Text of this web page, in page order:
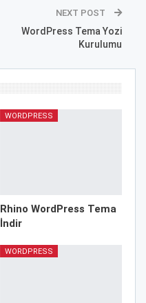
NEXT POST
WordPress Tema Yozi
Kurulumu
WORDPRESS
Rhino WordPress Tema
İndir
WORDPRESS